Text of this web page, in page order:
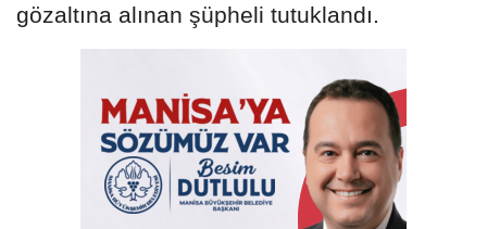
gözaltına alınan şüpheli tutuklandı.